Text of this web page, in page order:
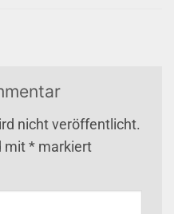
nicht veröffentlicht.
mit * markiert